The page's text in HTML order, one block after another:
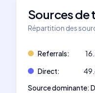
Sources de
Répartition des
Referrals:
Direct:
Source dominante: